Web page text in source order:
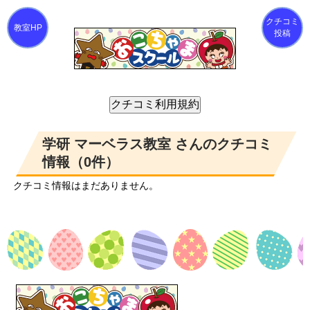
クチコミ
投稿
学研 マーベラス教室 さんのクチコミ
情報（0件）
クチコミ情報はまだありません。